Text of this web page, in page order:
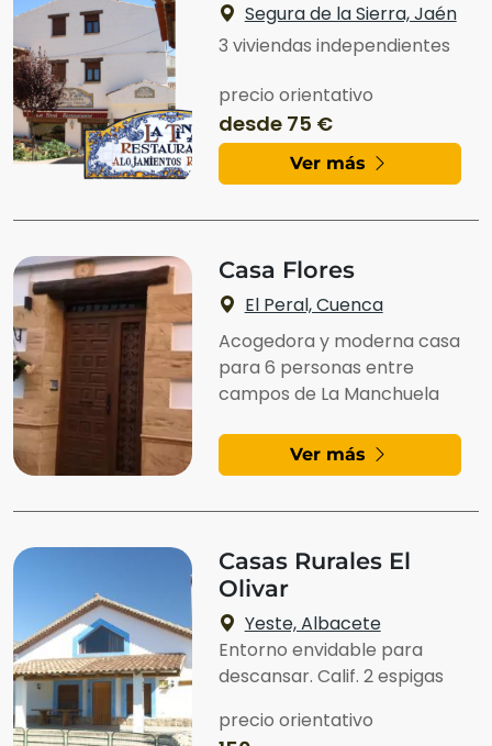
Segura de la Sierra, Jaén
3 viviendas independientes
precio orientativo
desde 75 €
Ver más
Casa Flores
El Peral, Cuenca
Acogedora y moderna casa
para 6 personas entre
campos de La Manchuela
Ver más
Casas Rurales El
Olivar
Yeste, Albacete
Entorno envidable para
descansar. Calif. 2 espigas
precio orientativo